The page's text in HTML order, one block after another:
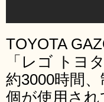
TOYOTA
「レゴ トヨ
約3000時間
個が使用され